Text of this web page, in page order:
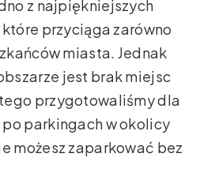
z najpiękniejszych
przyciąga zarówno
miasta. Jednak
jest brak miejsc
przygotowaliśmy dla
parkingach w okolicy
możesz zaparkować bez